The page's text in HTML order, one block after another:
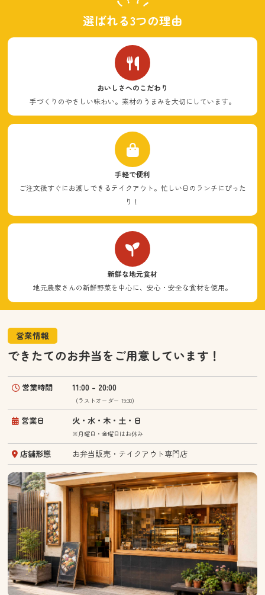
選ばれる3つの理由
おいしさへのこだわり
手づくりのやさしい味わい。素材のうまみを大切にしています。
手軽で便利
ご注文後すぐにお渡しできるテイクアウト。忙しい日のランチにぴった
り！
新鮮な地元食材
地元農家さんの新鮮野菜を中心に、安心・安全な食材を使用。
営業情報
できたてのお弁当をご用意しています！
営業時間 11:00 – 20:00
（ラストオーダー 19:30）
営業日 火・水・木・土・日
※月曜日・金曜日はお休み
店舗形態 お弁当販売・テイクアウト専門店